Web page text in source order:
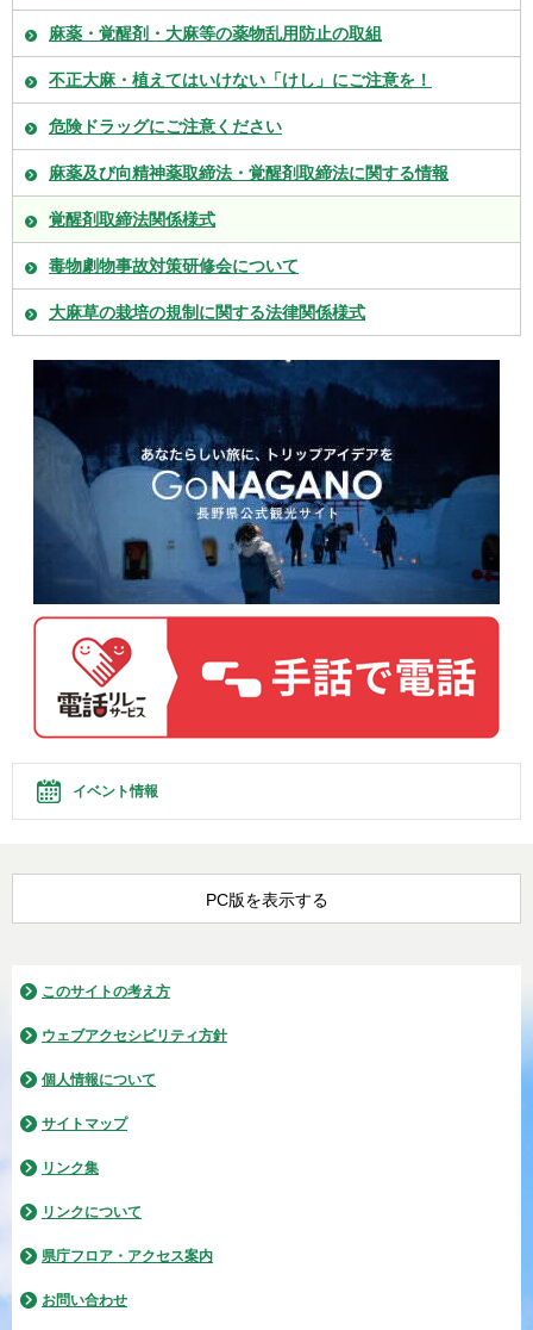
麻薬・覚醒剤・大麻等の薬物乱用防止の取組
不正大麻・植えてはいけない「けし」にご注意を！
危険ドラッグにご注意ください
麻薬及び向精神薬取締法・覚醒剤取締法に関する情報
覚醒剤取締法関係様式
毒物劇物事故対策研修会について
大麻草の栽培の規制に関する法律関係様式
イベント情報
PC版を表示する
このサイトの考え方
ウェブアクセシビリティ方針
個人情報について
サイトマップ
リンク集
リンクについて
県庁フロア・アクセス案内
お問い合わせ